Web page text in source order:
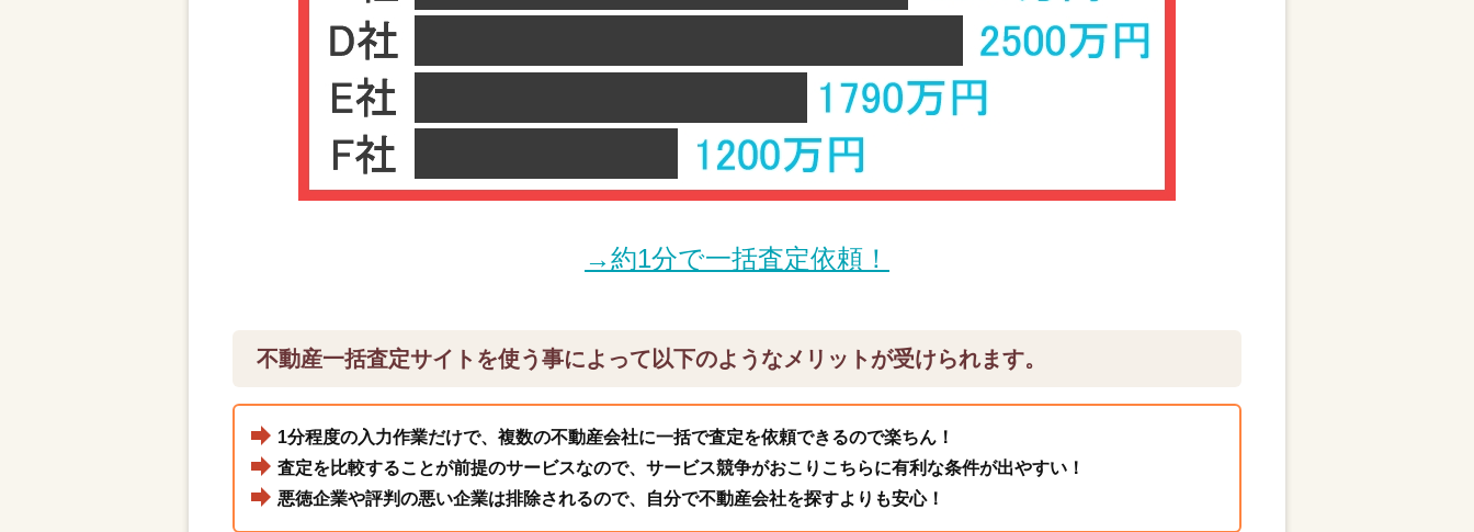
→約1分で一括査定依頼！
不動産一括査定サイトを使う事によって以下のようなメリットが受けられます。
1分程度の入力作業だけで、複数の不動産会社に一括で査定を依頼できるので楽ちん！
査定を比較することが前提のサービスなので、サービス競争がおこりこちらに有利な条件が出やすい！
悪徳企業や評判の悪い企業は排除されるので、自分で不動産会社を探すよりも安心！